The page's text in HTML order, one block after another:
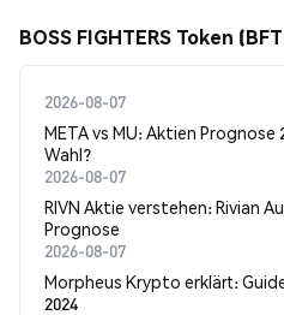
BOSS FIGHTERS Token
2026-08-07
META vs MU: Aktien
Wahl?
2026-08-07
RIVN Aktie verstehen: Rivian
Prognose
2026-08-07
Morpheus Krypto erklärt:
2024